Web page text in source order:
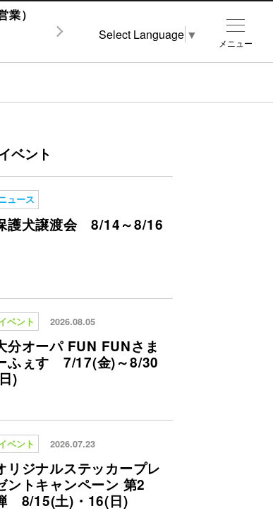
）
ベント
ュース
護犬譲渡会 8/14～8/16
ベント 2026.08.05
分オーパ FUN FUNさま
ふぇす 7/17(金)～8/30
)
ベント 2026.07.23
リジナルステッカープレ
ントキャンペーン 第2
8/15(土)・16(日)
メニュー
Select Language ▼